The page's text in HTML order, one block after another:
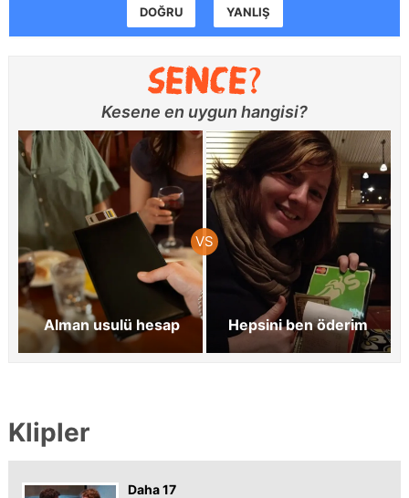
DOĞRU YANLIŞ
Kesene en uygun hangisi?
Alman usulü hesap Hepsini ben öderim
Klipler
Daha 17